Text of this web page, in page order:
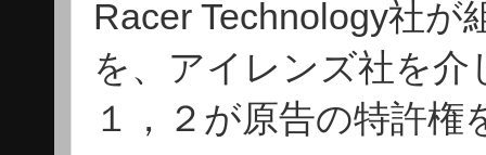
Racer Technology社が
を、アイレンズ社を
１，２が原告の特許